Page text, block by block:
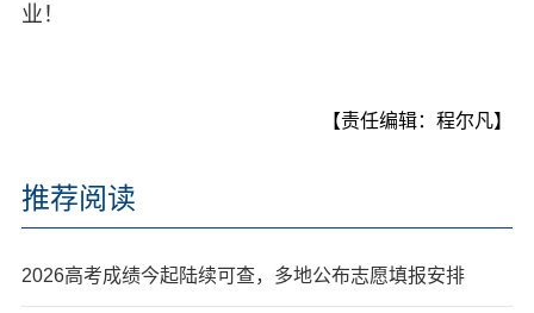
业！
【责任编辑：程尔凡】
推荐阅读
2026高考成绩今起陆续可查，多地公布志愿填报安排